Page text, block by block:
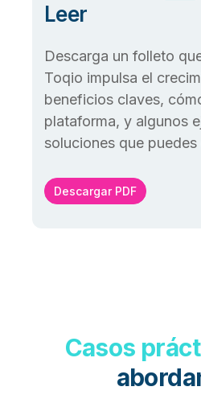
Leer
Descarga un folleto
Toqio impulsa el
beneficios claves,
plataforma, y algunos
soluciones que puedes
Descargar PDF
Casos